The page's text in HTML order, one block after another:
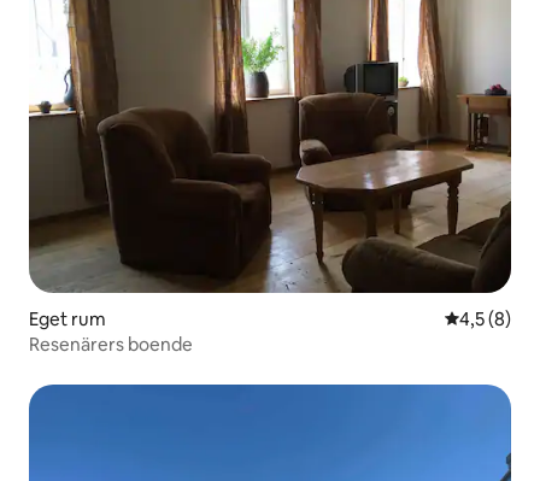
Eget rum 4,5 av 5 i
4,5 (8)
Resenärers boende